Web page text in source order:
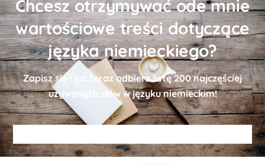
Chcesz otrzymywać ode mnie
wartościowe treści dotyczące
języka niemieckiego?
Zapisz się i już teraz odbierzlistę200 najczęściej
używanych słów w języku niemieckim!